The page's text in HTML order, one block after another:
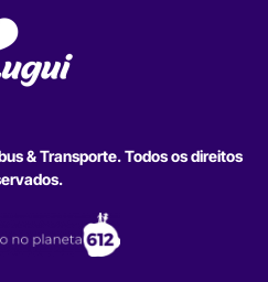
& Transporte. Todos os direitos